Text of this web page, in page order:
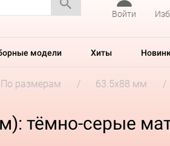
Войти
модели Хиты
По размерам
63.5x88 мм
тёмно-серые